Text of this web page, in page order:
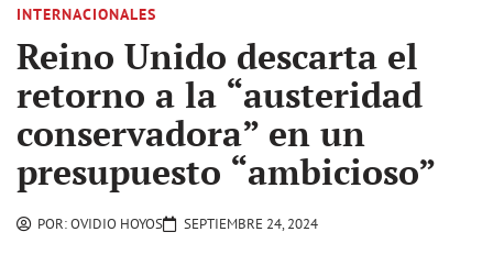
INTERNACIONALES
Reino Unido descarta el
retorno a la “austeridad
conservadora” en un
presupuesto “ambicioso”
POR:OVIDIO HOYOS SEPTIEMBRE 24, 2024